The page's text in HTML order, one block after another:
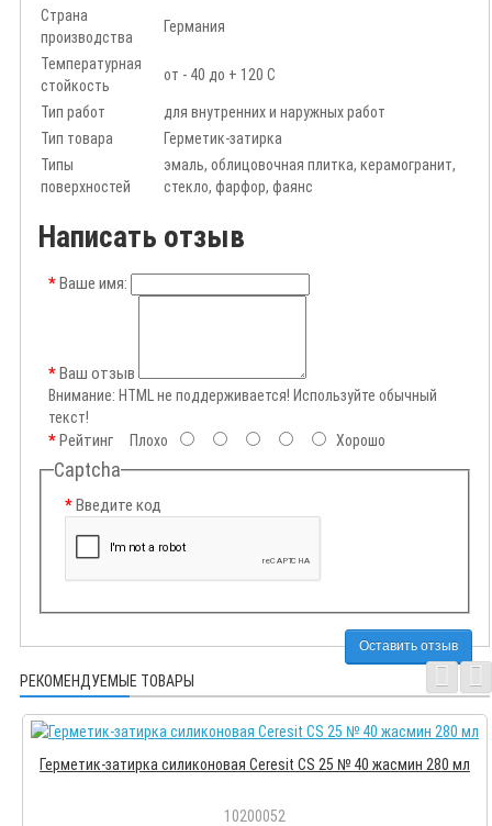
Страна
производства
Германия
Температурная
стойкость
от - 40 до + 120 С
Тип работ
для внутренних и наружных работ
Тип товара
Герметик-затирка
Типы
поверхностей
эмаль, облицовочная плитка, керамогранит,
стекло, фарфор, фаянс
Написать отзыв
Ваше имя:
Ваш отзыв
Внимание: HTML не поддерживается! Используйте обычный
текст!
Рейтинг Плохо Хорошо
Captcha
Введите код
Оставить отзыв
РЕКОМЕНДУЕМЫЕ ТОВАРЫ
Герметик-затирка силиконовая Ceresit CS 25 № 40 жасмин 280 мл
10200052